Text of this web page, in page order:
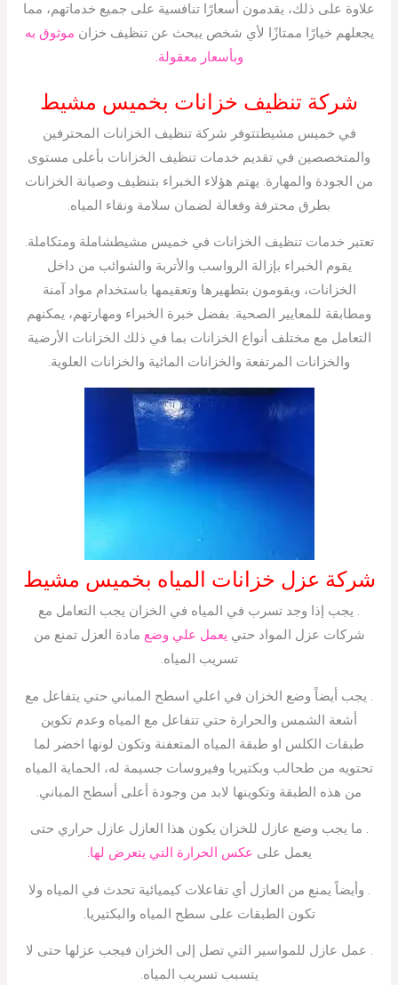
علاوة على ذلك، يقدمون أسعارًا تنافسية على جميع خدماتهم، مما
يجعلهم خيارًا ممتازًا لأي شخص يبحث عن تنظيف خزان موثوق به
وبأسعار معقولة.
شركة تنظيف خزانات بخميس مشيط
في خميس مشيطتتوفر شركة تنظيف الخزانات المحترفين
والمتخصصين في تقديم خدمات تنظيف الخزانات بأعلى مستوى
من الجودة والمهارة. يهتم هؤلاء الخبراء بتنظيف وصيانة الخزانات
بطرق محترفة وفعالة لضمان سلامة ونقاء المياه.
تعتبر خدمات تنظيف الخزانات في خميس مشيطشاملة ومتكاملة.
يقوم الخبراء بإزالة الرواسب والأتربة والشوائب من داخل
الخزانات، ويقومون بتطهيرها وتعقيمها باستخدام مواد آمنة
ومطابقة للمعايير الصحية. بفضل خبرة الخبراء ومهارتهم، يمكنهم
التعامل مع مختلف أنواع الخزانات بما في ذلك الخزانات الأرضية
والخزانات المرتفعة والخزانات المائية والخزانات العلوية.
شركة عزل خزانات المياه بخميس مشيط
. يجب إذا وجد تسرب في المياه في الخزان يجب التعامل مع
شركات عزل المواد حتي يعمل علي وضع مادة العزل تمنع من
تسريب المياه.
. يجب أيضاً وضع الخزان في اعلي اسطح المباني حتي يتفاعل مع
أشعة الشمس والحرارة حتي تتفاعل مع المياه وعدم تكوين
طبقات الكلس او طبقة المياه المتعفنة وتكون لونها اخضر لما
تحتويه من طحالب وبكتيريا وفيروسات جسيمة له، الحماية المياه
من هذه الطبقة وتكوينها لابد من وجودة أعلى أسطح المباني.
. ما يجب وضع عازل للخزان يكون هذا العازل عازل حراري حتى
يعمل على عكس الحرارة التي يتعرض لها.
. وأيضاً يمنع من العازل أي تفاعلات كيميائية تحدث في المياه ولا
تكون الطبقات على سطح المياه والبكتيريا.
. عمل عازل للمواسير التي تصل إلى الخزان فيجب عزلها حتى لا
يتسبب تسريب المياه.